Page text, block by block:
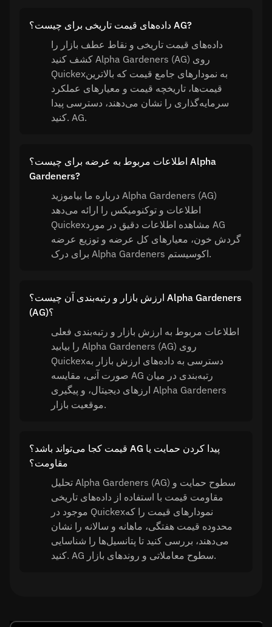
داده‌های قیمت تاریخی برای چیست؟ AG?
داده‌های قیمت تاریخی و نقاط عطف بازار را
کشف کنید Alpha Gardeners (AG) روی
Quickexبه نمودارهای جامع قیمت که بالاترین
قیمت‌ها، تاریخچه قیمت و معیارهای عملکرد
سرمایه‌گذاری را نشان می‌دهند، دسترسی پیدا
کنید. AG.
اطلاعات مربوط به عرضه برای چیست؟ Alpha
Gardeners?
درباره ما بیاموزید Alpha Gardeners (AG)
اطلاعات و توکنومیکس را ارائه می‌دهد
Quickexمشاهده اطلاعات دقیق در مورد AG
گردش خون، معیارهای کل عرضه و توزیع عرضه
برای درک Alpha Gardeners اکوسیستم.
ارزش بازار و رتبه‌بندی آن چیست؟ Alpha Gardeners
(AG)؟
اطلاعات مربوط به ارزش بازار و رتبه‌بندی فعلی
را بیابید Alpha Gardeners (AG) روی
Quickexدسترسی به داده‌های ارزش بازار به
صورت آنی، مقایسه AG رتبه‌بندی در میان
ارزهای دیجیتال، و پیگیری Alpha Gardeners
موقعیت بازار.
قیمت کجا می‌تواند باشد؟ AG پیدا کردن حمایت یا
مقاومت؟
تحلیل Alpha Gardeners (AG) سطوح حمایت و
مقاومت قیمت با استفاده از داده‌های تاریخی
موجود در Quickexنمودارهای قیمت را که
محدوده قیمت هفتگی، ماهانه و سالانه را نشان
می‌دهند، بررسی کنید تا پتانسیل‌ها را شناسایی
کنید. AG سطوح معاملاتی و روندهای بازار.